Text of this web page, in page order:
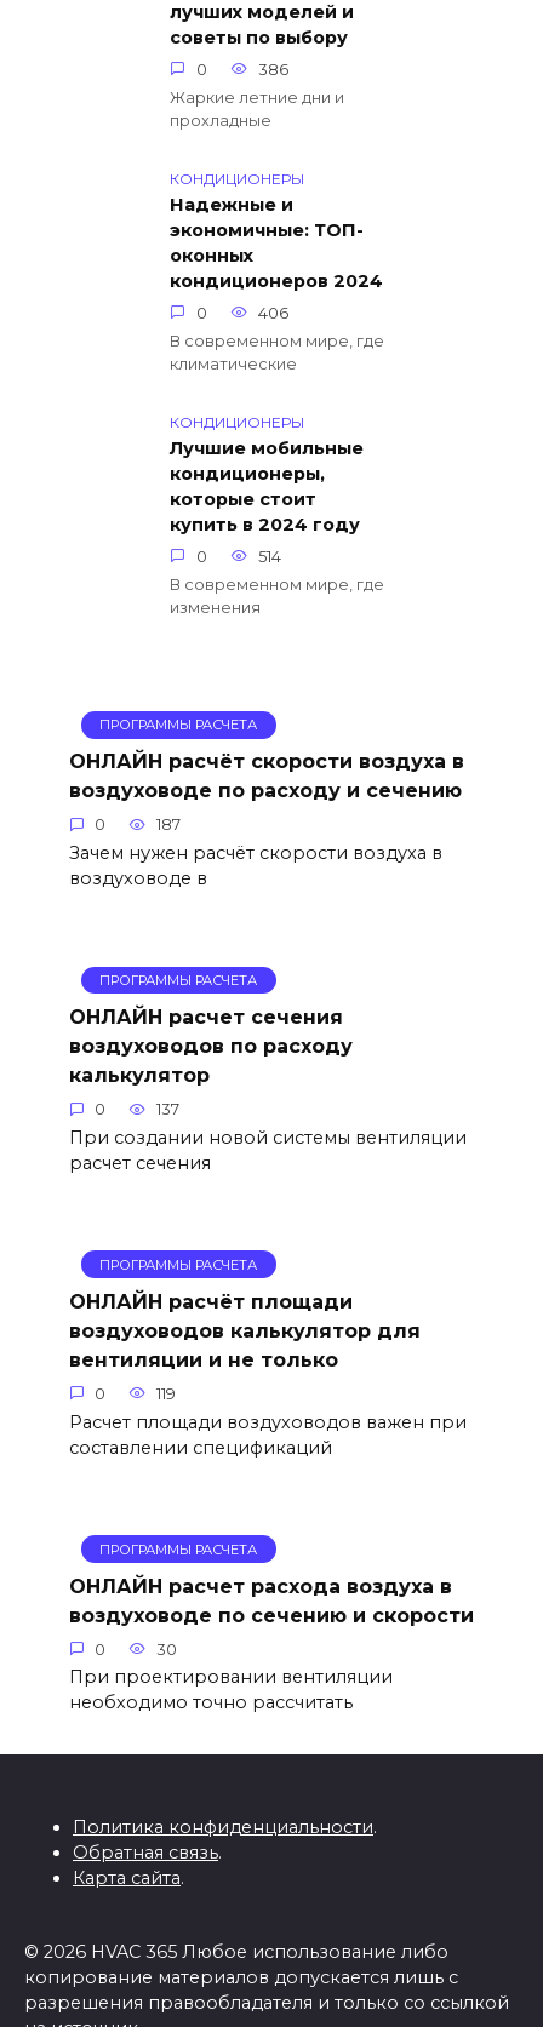
лучших моделей и
советы по выбору
0
386
Жаркие летние дни и
прохладные
КОНДИЦИОНЕРЫ
Надежные и
экономичные: ТОП-
оконных
кондиционеров 2024
0
406
В современном мире, где
климатические
КОНДИЦИОНЕРЫ
Лучшие мобильные
кондиционеры,
которые стоит
купить в 2024 году
0
514
В современном мире, где
изменения
ПРОГРАММЫ РАСЧЕТА
ОНЛАЙН расчёт скорости воздуха в
воздуховоде по расходу и сечению
0 187
Зачем нужен расчёт скорости воздуха в
воздуховоде в
ПРОГРАММЫ РАСЧЕТА
ОНЛАЙН расчет сечения
воздуховодов по расходу
калькулятор
0 137
При создании новой системы вентиляции
расчет сечения
ПРОГРАММЫ РАСЧЕТА
ОНЛАЙН расчёт площади
воздуховодов калькулятор для
вентиляции и не только
0 119
Расчет площади воздуховодов важен при
составлении спецификаций
ПРОГРАММЫ РАСЧЕТА
ОНЛАЙН расчет расхода воздуха в
воздуховоде по сечению и скорости
0 30
При проектировании вентиляции
необходимо точно рассчитать
Политика конфиденциальности.
Обратная связь.
Карта сайта.
© 2026 HVAC 365 Любое использование либо
копирование материалов допускается лишь с
разрешения правообладателя и только со ссылкой